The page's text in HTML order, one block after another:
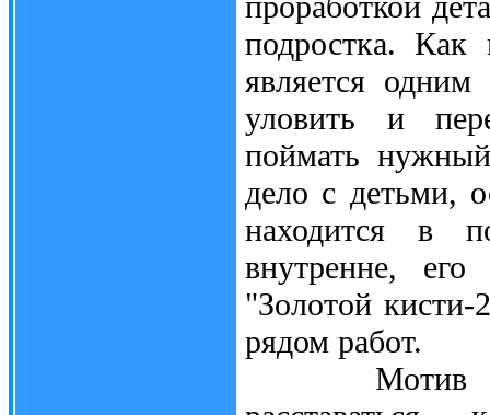
подростка. Как
является
уловить и
поймать
дело с детьми,
находится в
внутренне,
"Золотой
рядом работ.
Мотив